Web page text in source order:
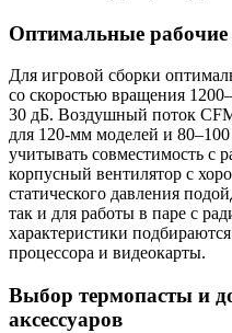
Оптимальные рабочие
Для игровой сборки
со скоростью вращения
30 дБ. Воздушный поток
для 120-мм моделей и
учитывать совместимость с
корпусный вентилятор с
статического давления
так и для работы в паре с
характеристики
процессора и видеокарты.
Выбор термопасты и
аксессуаров